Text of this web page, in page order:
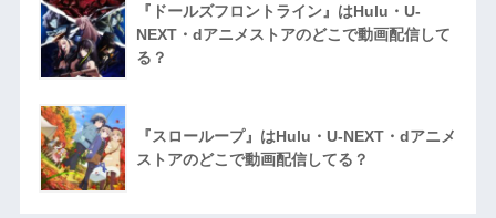
『ドールズフロントライン』はHulu・U-
NEXT・dアニメストアのどこで動画配信して
る？
『スローループ』はHulu・U-NEXT・dアニメ
ストアのどこで動画配信してる？